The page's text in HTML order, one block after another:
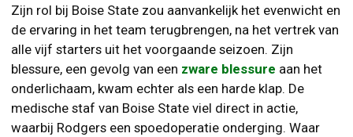
Zijn rol bij Boise State zou aanvankelijk het evenwicht en
de ervaring in het team terugbrengen, na het vertrek van
alle vijf starters uit het voorgaande seizoen. Zijn
blessure, een gevolg van een zware blessure aan het
onderlichaam, kwam echter als een harde klap. De
medische staf van Boise State viel direct in actie,
waarbij Rodgers een spoedoperatie onderging. Waar